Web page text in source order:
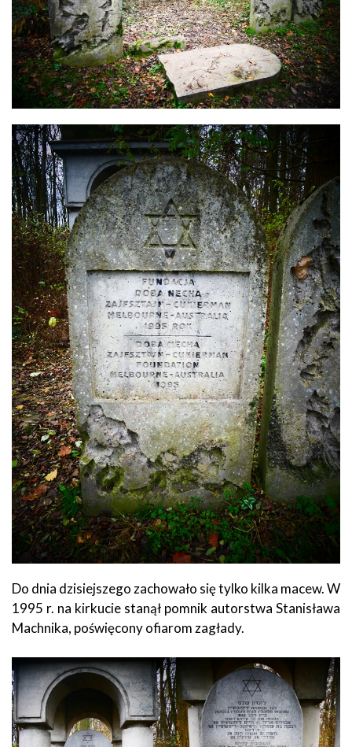
Do dnia dzisiejszego zachowało się tylko kilka macew. W
1995 r. na kirkucie stanął pomnik autorstwa Stanisława
Machnika, poświęcony ofiarom zagłady.